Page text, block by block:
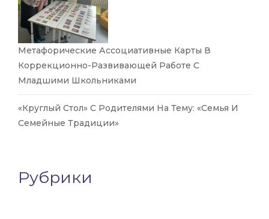
Метафорические Ассоциативные Карты В
Коррекционно-Развивающей Работе С
Младшими Школьниками
«Круглый Стол» С Родителями На Тему: «Семья И
Семейные Традиции»
Рубрики